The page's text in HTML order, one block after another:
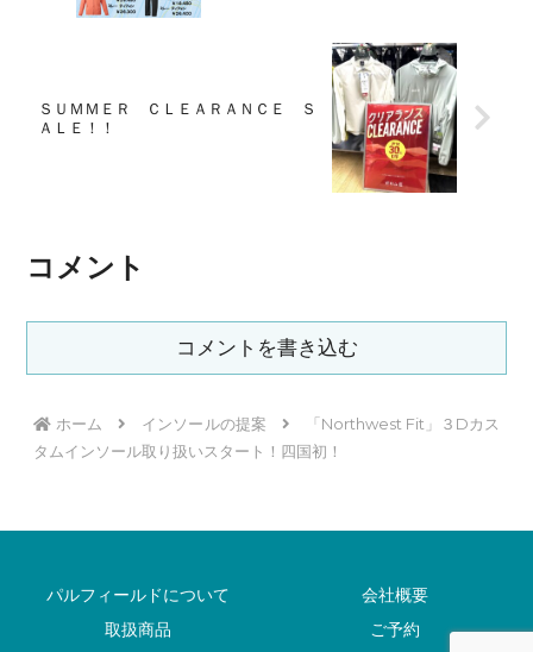
ＳＵＭＭＥＲ ＣＬＥＡＲＡＮＣＥ Ｓ
ＡＬＥ！！
コメント
コメントを書き込む
ホーム インソールの提案
「Northwest Fit」３Dカス
タムインソール取り扱いスタート！四国初！
パルフィールドについて
会社概要
取扱商品
ご予約